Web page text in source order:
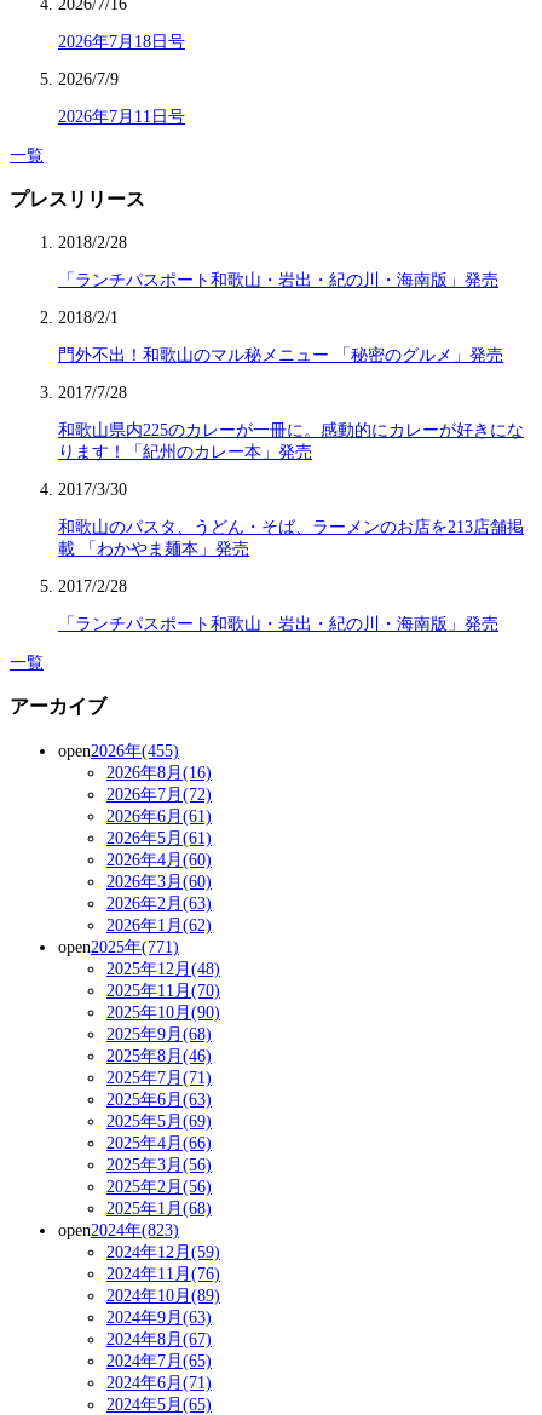
2026/7/16
2026年7月18日号
2026/7/9
2026年7月11日号
一覧
プレスリリース
2018/2/28
「ランチパスポート和歌山・岩出・紀の川・海南版」発売
2018/2/1
門外不出！和歌山のマル秘メニュー 「秘密のグルメ」発売
2017/7/28
和歌山県内225のカレーが一冊に。感動的にカレーが好きにな
ります！「紀州のカレー本」発売
2017/3/30
和歌山のパスタ、うどん・そば、ラーメンのお店を213店舗掲
載 「わかやま麺本」発売
2017/2/28
「ランチパスポート和歌山・岩出・紀の川・海南版」発売
一覧
アーカイブ
open2026年(455)
2026年8月(16)
2026年7月(72)
2026年6月(61)
2026年5月(61)
2026年4月(60)
2026年3月(60)
2026年2月(63)
2026年1月(62)
open2025年(771)
2025年12月(48)
2025年11月(70)
2025年10月(90)
2025年9月(68)
2025年8月(46)
2025年7月(71)
2025年6月(63)
2025年5月(69)
2025年4月(66)
2025年3月(56)
2025年2月(56)
2025年1月(68)
open2024年(823)
2024年12月(59)
2024年11月(76)
2024年10月(89)
2024年9月(63)
2024年8月(67)
2024年7月(65)
2024年6月(71)
2024年5月(65)